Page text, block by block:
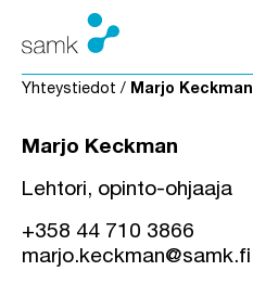
Siirry sisältöön
Yhteystiedot / Marjo Keckman
Marjo Keckman
Lehtori, opinto-ohjaaja
+358 44 710 3866
marjo.keckman@samk.fi